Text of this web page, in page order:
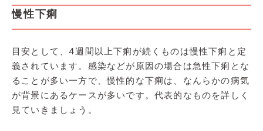
慢性下痢
目安として、4週間以上下痢が続くものは慢性下痢と定
義されています。感染などが原因の場合は急性下痢とな
ることが多い一方で、慢性的な下痢は、なんらかの病気
が背景にあるケースが多いです。代表的なものを詳しく
見ていきましょう。